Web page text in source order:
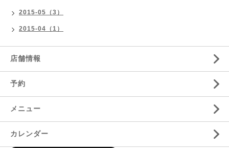
2015-05（3）
2015-04（1）
店舗情報
予約
メニュー
カレンダー